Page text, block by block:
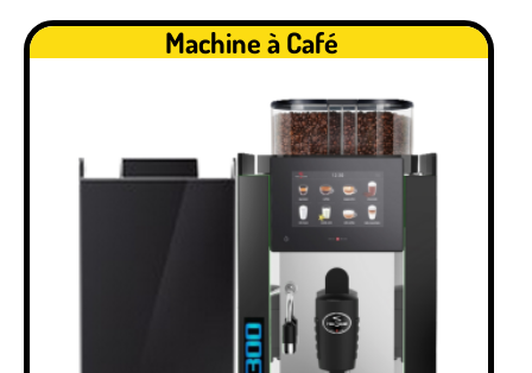
Machine à Café